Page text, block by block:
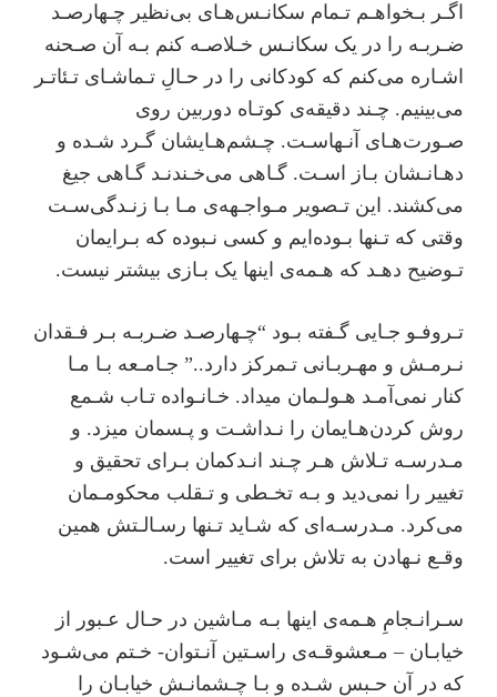
اﮔـﺮ ﺑـﺨﻮاﻫـﻢ ﺗـﻤﺎم ﺳﮑﺎﻧـﺲﻫـﺎی ﺑﯽﻧﻈﯿﺮ ﭼـﻬﺎرﺻـﺪ
ﺿـﺮﺑـﻪ را در ﯾﮏ ﺳﮑﺎﻧـﺲ ﺧـﻼﺻـﻪ ﮐﻨﻢ ﺑـﻪ آن ﺻـﺤﻨﻪ
اﺷـﺎره ﻣﯽﮐﻨﻢ ﮐﻪ ﮐﻮدﮐﺎﻧﯽ را در ﺣـﺎلِ ﺗـﻤﺎﺷـﺎی ﺗـﺌﺎﺗـﺮ
ﻣﯽﺑﯿﻨﯿﻢ. ﭼـﻨﺪ دﻗﯿﻘﻪی ﮐﻮﺗـﺎه دورﺑﯿﻦ روی
ﺻـﻮرتﻫـﺎی آﻧـﻬﺎﺳـﺖ. ﭼـﺸﻢﻫـﺎﯾﺸﺎن ﮔـﺮد ﺷـﺪه و
دﻫـﺎﻧـﺸﺎن ﺑـﺎز اﺳـﺖ. ﮔـﺎﻫﯽ ﻣﯽﺧـﻨﺪﻧـﺪ ﮔـﺎﻫﯽ ﺟﯿﻎ
ﻣﯽﮐﺸﻨﺪ. اﯾﻦ ﺗـﺼﻮﯾﺮ ﻣـﻮاﺟـﻬﻪی ﻣـﺎ ﺑـﺎ زﻧـﺪﮔﯽﺳـﺖ
وﻗﺘﯽ ﮐﻪ ﺗـﻨﻬﺎ ﺑـﻮده‌اﯾﻢ و ﮐﺴﯽ ﻧـﺒﻮده ﮐﻪ ﺑـﺮاﯾﻤﺎن
ﺗـﻮﺿﯿﺢ دﻫـﺪ ﮐﻪ ﻫـﻤﻪی اﯾﻨﻬﺎ ﯾﮏ ﺑـﺎزی ﺑﯿﺸﺘﺮ ﻧﯿﺴﺖ.
ﺗـﺮوﻓـﻮ ﺟـﺎﯾﯽ ﮔـﻔﺘﻪ ﺑـﻮد “ﭼـﻬﺎرﺻـﺪ ﺿـﺮﺑـﻪ ﺑـﺮ ﻓـﻘﺪان
ﻧـﺮﻣـﺶ و ﻣﻬـﺮﺑـﺎﻧﯽ ﺗـﻤﺮﮐﺰ دارد..” ﺟـﺎﻣـﻌﻪ ﺑـﺎ ﻣـﺎ
ﮐﻨﺎر ﻧﻤﯽآﻣـﺪ ﻫـﻮﻟـﻤﺎن ﻣﯿﺪاد. ﺧـﺎﻧـﻮاده ﺗـﺎب ﺷـﻤﻊ
روش ﮐﺮدنﻫـﺎﯾﻤﺎن را ﻧـﺪاﺷـﺖ و ﭘـﺴﻤﺎن ﻣﯿﺰد. و
ﻣـﺪرﺳـﻪ ﺗـﻼش ﻫـﺮ ﭼـﻨﺪ اﻧـﺪﮐﻤﺎن ﺑـﺮای ﺗﺤﻘﯿﻖ و
تغییر را ﻧﻤﯽدﯾﺪ و ﺑـﻪ ﺗﺨـﻄﯽ و ﺗـﻘﻠﺐ ﻣﺤﮑﻮﻣـﻤﺎن
ﻣﯽﮐﺮد. ﻣـﺪرﺳـﻪای ﮐﻪ ﺷـﺎﯾﺪ ﺗـﻨﻬﺎ رﺳـﺎﻟـﺘﺶ ﻫﻤﯿﻦ
وﻗـﻊ ﻧـﻬﺎدن ﺑﻪ ﺗﻼش ﺑﺮای تغییر اﺳﺖ.
ﺳـﺮاﻧـﺠﺎمِ ﻫـﻤﻪی اﯾﻨﻬﺎ ﺑـﻪ ﻣـﺎﺷﯿﻦ در ﺣـﺎل ﻋـﺒﻮر از
ﺧﯿﺎﺑـﺎن – ﻣـﻌﺸﻮﻗـﻪی راﺳـﺘﯿﻦ آﻧـﺘﻮان- ﺧـﺘﻢ ﻣﯽﺷـﻮد
ﮐﻪ در آن ﺣـﺒﺲ ﺷـﺪه و ﺑـﺎ ﭼـﺸﻤﺎﻧـﺶ ﺧﯿﺎﺑـﺎن را